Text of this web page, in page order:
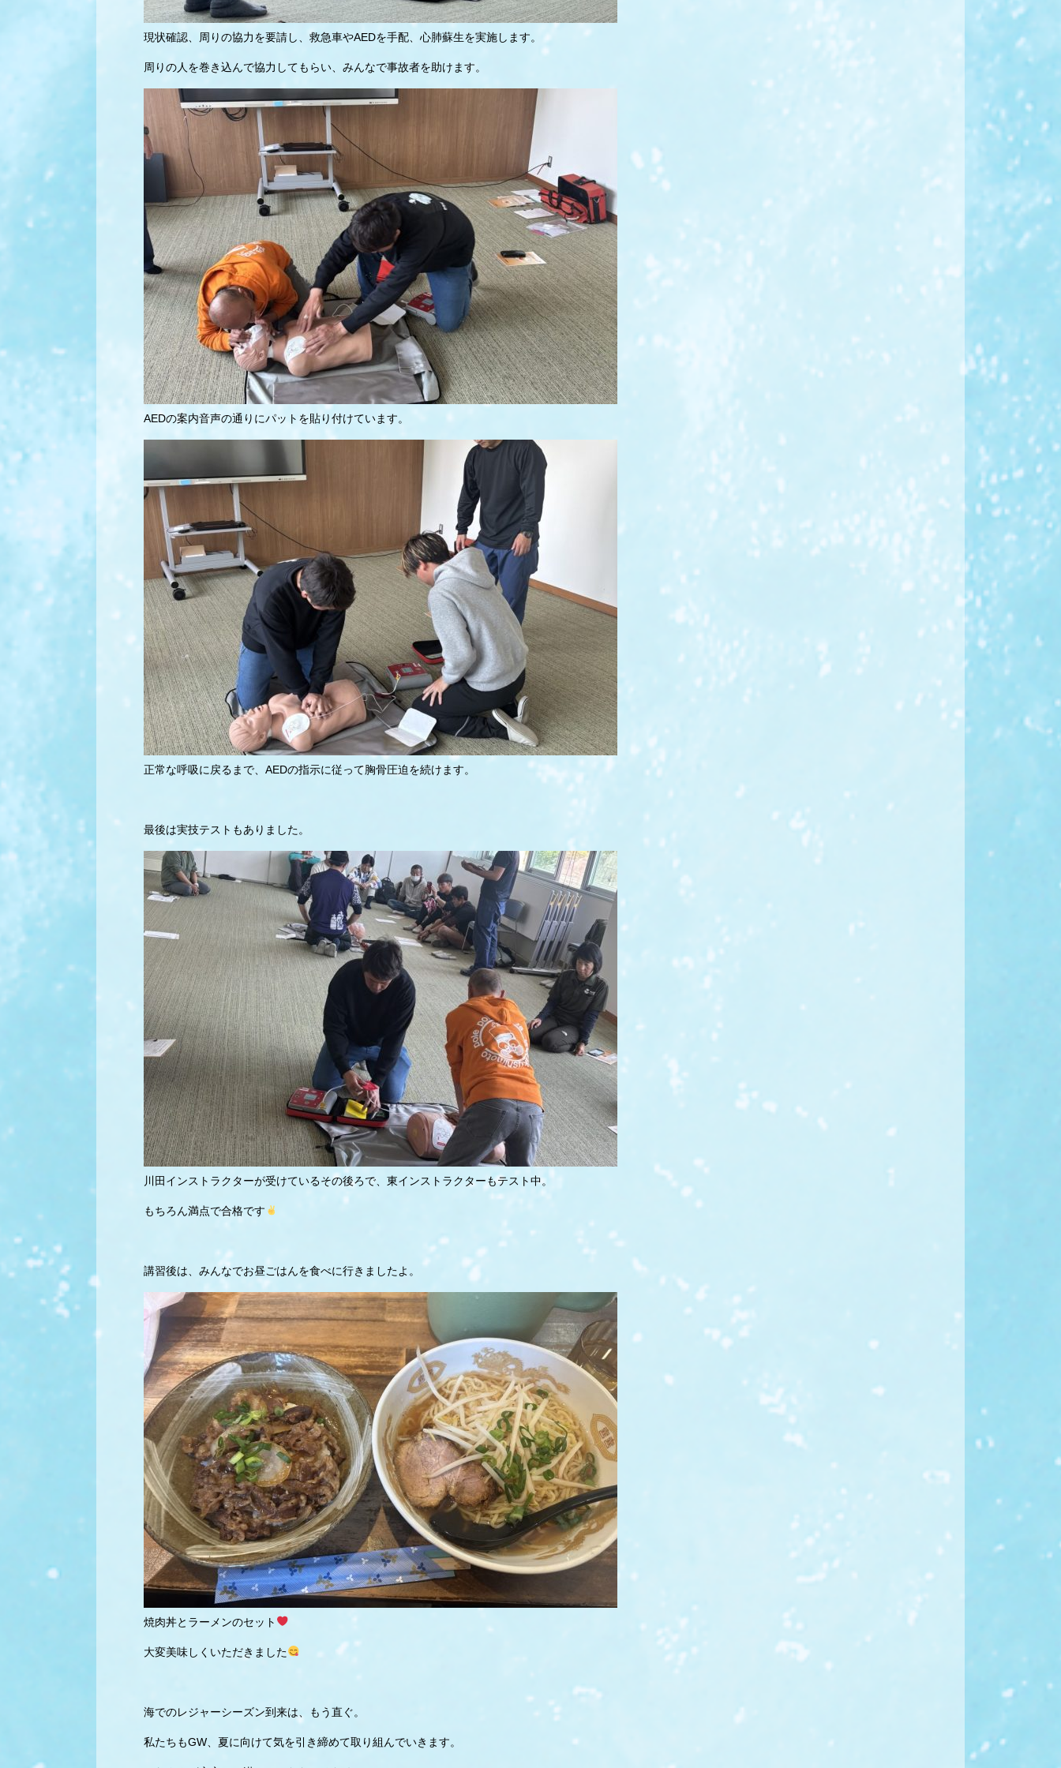
現状確認、周りの協力を要請し、救急車やAEDを手配、心肺蘇生を実施します。
周りの人を巻き込んで協力してもらい、みんなで事故者を助けます。
AEDの案内音声の通りにパットを貼り付けています。
正常な呼吸に戻るまで、AEDの指示に従って胸骨圧迫を続けます。
最後は実技テストもありました。
川田インストラクターが受けているその後ろで、東インストラクターもテスト中。
もちろん満点で合格です
講習後は、みんなでお昼ごはんを食べに行きましたよ。
焼肉丼とラーメンのセット
大変美味しくいただきました
海でのレジャーシーズン到来は、もう直ぐ。
私たちもGW、夏に向けて気を引き締めて取り組んでいきます。